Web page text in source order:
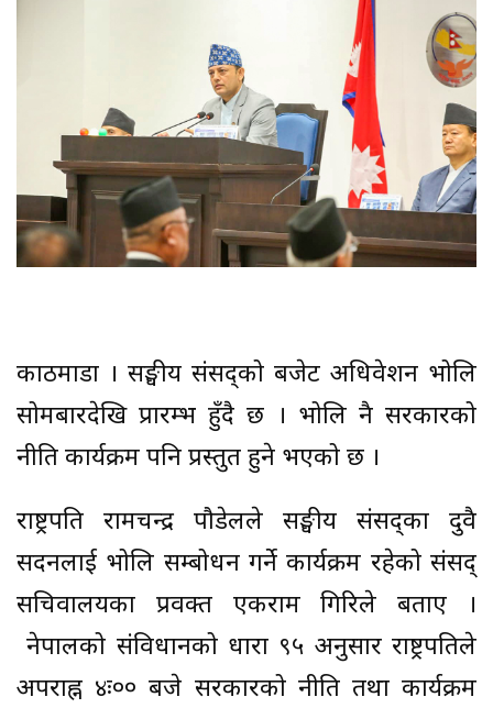
काठमाडौं । सङ्घीय संसद्को बजेट अधिवेशन भोलि
सोमबारदेखि प्रारम्भ हुँदै छ । भोलि नै सरकारको
नीति कार्यक्रम पनि प्रस्तुत हुने भएको छ ।
राष्ट्रपति रामचन्द्र पौडेलले सङ्घीय संसद्का दुवै
सदनलाई भोलि सम्बोधन गर्ने कार्यक्रम रहेको संसद्
सचिवालयका प्रवक्त एकराम गिरिले बताए ।
नेपालको संविधानको धारा ९५ अनुसार राष्ट्रपतिले
अपराह्न ४ः०० बजे सरकारको नीति तथा कार्यक्रम